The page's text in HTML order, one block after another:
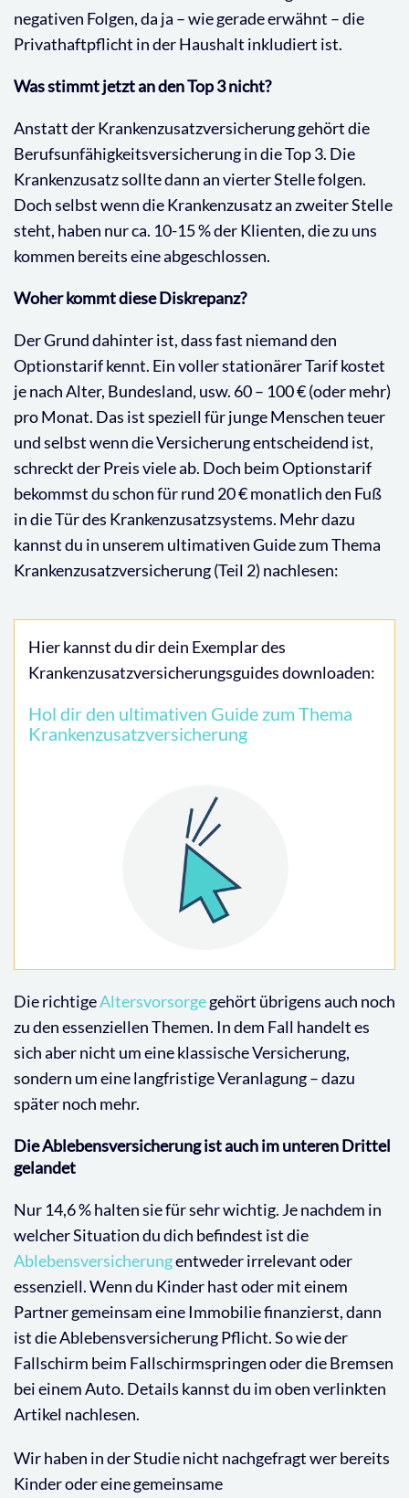
negativen Folgen, da ja – wie gerade erwähnt – die
Privathaftpflicht in der Haushalt inkludiert ist.
Was stimmt jetzt an den Top 3 nicht?
Anstatt der Krankenzusatzversicherung gehört die
Berufsunfähigkeitsversicherung in die Top 3. Die
Krankenzusatz sollte dann an vierter Stelle folgen.
Doch selbst wenn die Krankenzusatz an zweiter Stelle
steht, haben nur ca. 10-15 % der Klienten, die zu uns
kommen bereits eine abgeschlossen.
Woher kommt diese Diskrepanz?
Der Grund dahinter ist, dass fast niemand den
Optionstarif kennt. Ein voller stationärer Tarif kostet
je nach Alter, Bundesland, usw. 60 – 100 € (oder mehr)
pro Monat. Das ist speziell für junge Menschen teuer
und selbst wenn die Versicherung entscheidend ist,
schreckt der Preis viele ab. Doch beim Optionstarif
bekommst du schon für rund 20 € monatlich den Fuß
in die Tür des Krankenzusatzsystems. Mehr dazu
kannst du in unserem ultimativen Guide zum Thema
Krankenzusatzversicherung (Teil 2) nachlesen:
Hier kannst du dir dein Exemplar des
Krankenzusatzversicherungsguides downloaden:
Hol dir den ultimativen Guide zum Thema
Krankenzusatzversicherung
Die richtigeAltersvorsorgegehört übrigens auch noch
zu den essenziellen Themen. In dem Fall handelt es
sich aber nicht um eine klassische Versicherung,
sondern um eine langfristige Veranlagung – dazu
später noch mehr.
Die Ablebensversicherung ist auch im unteren Drittel
gelandet
Nur 14,6 % halten sie für sehr wichtig. Je nachdem in
welcher Situation du dich befindest ist die
Ablebensversicherungentweder irrelevant oder
essenziell. Wenn du Kinder hast oder mit einem
Partner gemeinsam eine Immobilie finanzierst, dann
ist die Ablebensversicherung Pflicht. So wie der
Fallschirm beim Fallschirmspringen oder die Bremsen
bei einem Auto. Details kannst du im oben verlinkten
Artikel nachlesen.
Wir haben in der Studie nicht nachgefragt wer bereits
Kinder oder eine gemeinsame